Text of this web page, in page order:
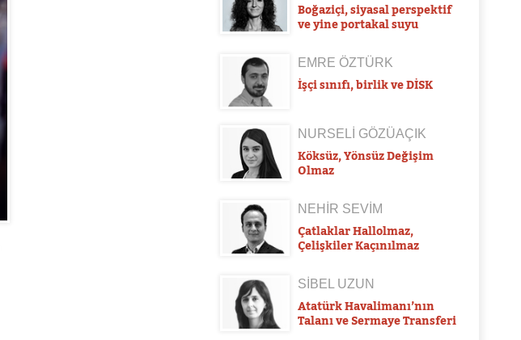
Boğaziçi, siyasal perspektif
ve yine portakal suyu
EMRE ÖZTÜRK
İşçi sınıfı, birlik ve DİSK
NURSELİ GÖZÜAÇIK
Köksüz, Yönsüz Değişim
Olmaz
NEHİR SEVİM
Çatlaklar Hallolmaz,
Çelişkiler Kaçınılmaz
SİBEL UZUN
Atatürk Havalimanı’nın
Talanı ve Sermaye Transferi